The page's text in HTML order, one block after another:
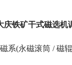
庆铁矿干式磁选
系(永磁滚筒 / 磁